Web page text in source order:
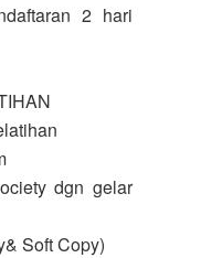
2 hari
dgn gelar
Soft Copy)